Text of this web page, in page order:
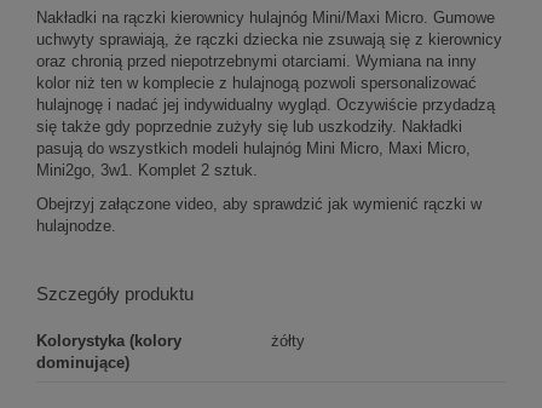
Nakładki na rączki kierownicy hulajnóg Mini/Maxi Micro. Gumowe
uchwyty sprawiają, że rączki dziecka nie zsuwają się z kierownicy
oraz chronią przed niepotrzebnymi otarciami. Wymiana na inny
kolor niż ten w komplecie z hulajnogą pozwoli spersonalizować
hulajnogę i nadać jej indywidualny wygląd. Oczywiście przydadzą
się także gdy poprzednie zużyły się lub uszkodziły. Nakładki
pasują do wszystkich modeli hulajnóg Mini Micro, Maxi Micro,
Mini2go, 3w1. Komplet 2 sztuk.
Obejrzyj załączone video, aby sprawdzić jak wymienić rączki w
hulajnodze.
Szczegóły produktu
Kolorystyka (kolory
dominujące)
żółty